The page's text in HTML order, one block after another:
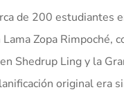
de 200 estudiantes
Zopa Rimpoché,
Shedrup Ling y la
original era